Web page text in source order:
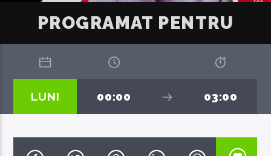
ACUM ÎN DIRECT
OLIVER KOLETZKI FEAT. FRAN
PROGRAMAT PENTRU
LUNI 00:00 03:00